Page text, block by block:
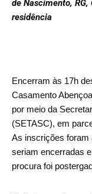
de Nascimento,
residência
Encerram às 17h
Casamento
por meio da
(SETASC), em
As inscrições foram
seriam encerradas
procura foi